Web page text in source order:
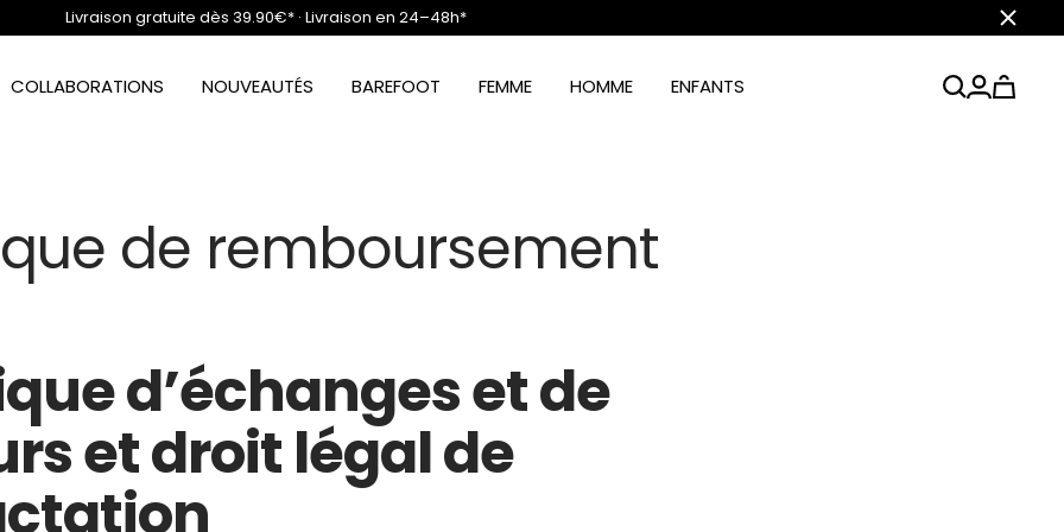
Livraison gratuite dès 39.90€* · Livraison en 24–48h* Fermer
COLLABORATIONS NOUVEAUTÉS BAREFOOT FEMME HOMME ENFANTS
de remboursement
d’échanges et de
et droit légal de